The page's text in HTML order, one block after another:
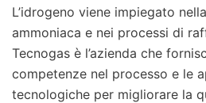
L’idrogeno viene impiegato
ammoniaca e nei processi di
Tecnogas è l’azienda che
competenze nel processo e le
tecnologiche per migliorare la